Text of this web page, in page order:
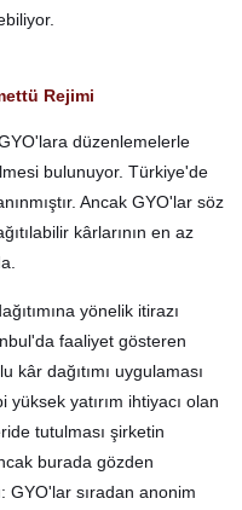
Rejimi
düzenlemelerle
bulunuyor. Türkiye'de
Ancak GYO'lar söz
kârlarının en az
yönelik itirazı
faaliyet gösteren
dağıtımı uygulaması
yatırım ihtiyacı olan
tutulması şirketin
burada gözden
GYO'lar sıradan anonim